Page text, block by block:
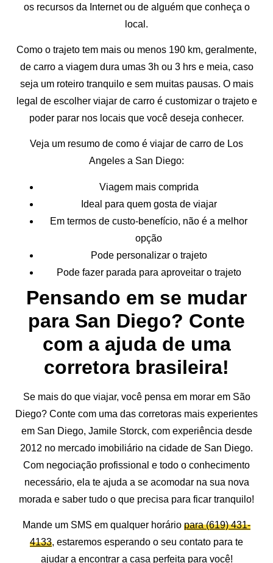
os recursos da Internet ou de alguém que conheça o
local.
Como o trajeto tem mais ou menos 190 km, geralmente,
de carro a viagem dura umas 3h ou 3 hrs e meia, caso
seja um roteiro tranquilo e sem muitas pausas. O mais
legal de escolher viajar de carro é customizar o trajeto e
poder parar nos locais que você deseja conhecer.
Veja um resumo de como é viajar de carro de Los
Angeles a San Diego:
Viagem mais comprida
Ideal para quem gosta de viajar
Em termos de custo-benefício, não é a melhor
opção
Pode personalizar o trajeto
Pode fazer parada para aproveitar o trajeto
Pensando em se mudar
para San Diego? Conte
com a ajuda de uma
corretora brasileira!
Se mais do que viajar, você pensa em morar em São
Diego? Conte com uma das corretoras mais experientes
em San Diego, Jamile Storck, com experiência desde
2012 no mercado imobiliário na cidade de San Diego.
Com negociação profissional e todo o conhecimento
necessário, ela te ajuda a se acomodar na sua nova
morada e saber tudo o que precisa para ficar tranquilo!
Mande um SMS em qualquer horário para (619) 431-
4133, estaremos esperando o seu contato para te
ajudar a encontrar a casa perfeita para você!